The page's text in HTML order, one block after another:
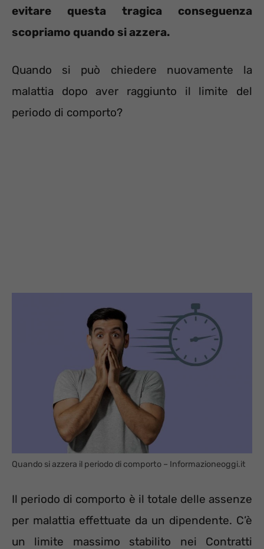
evitare questa tragica conseguenza
scopriamo quando si azzera.
Quando si può chiedere nuovamente la
malattia dopo aver raggiunto il limite del
periodo di comporto?
Quando si azzera il periodo di comporto – Informazioneoggi.it
Il periodo di comporto è il totale delle assenze
per malattia effettuate da un dipendente. C’è
un limite massimo stabilito nei Contratti